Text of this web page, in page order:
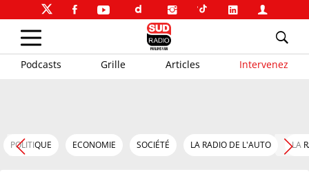
Podcasts Grille Articles Intervenez
POLITIQUE ECONOMIE SOCIÉTÉ LA RADIO DE L'AUTO LA